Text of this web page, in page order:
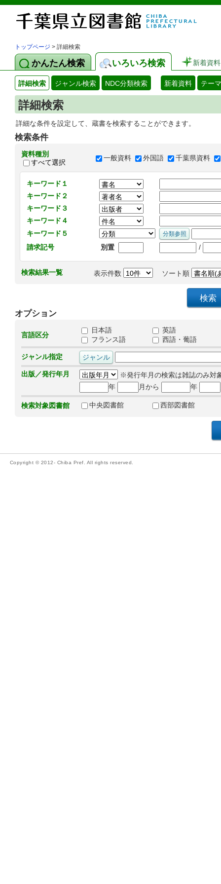
トップページ > 詳細検索
かんたん検索 いろいろ検索 新着資料
詳細検索 ジャンル検索 NDC分類検索 新着資料 テー
詳細検索
詳細な条件を設定して、蔵書を検索することができます。
検索条件
資料種別
すべて選択
一般資料 外国語 千葉県資料
キーワード１
キーワード２
キーワード３
キーワード４
キーワード５
請求記号
別置 /
検索結果一覧 表示件数 ソート順
オプション
言語区分
日本語
英語
フランス語
西語・葡語
ジャンル指定
出版／発行年月
※発行年月の検索は雑誌のみ対
年
月から 年
検索対象図書館 中央図書館 西部図書館
Copyright © 2012- Chiba Pref. All rights reserved.